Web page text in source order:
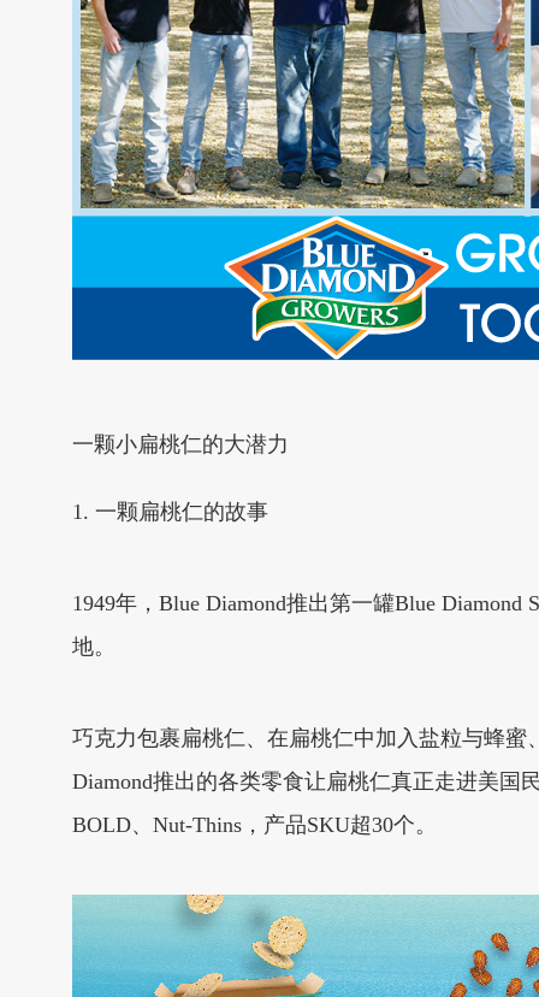
一颗小扁桃仁的大潜力
1. 一颗扁桃仁的故事
1949年，Blue Diamond推出第一罐Blue
地。
巧克力包裹扁桃仁、在扁桃仁中加入盐粒与蜂
Diamond推出的各类零食让扁桃仁真正走进美国
BOLD、Nut-Thins，产品SKU超30个。